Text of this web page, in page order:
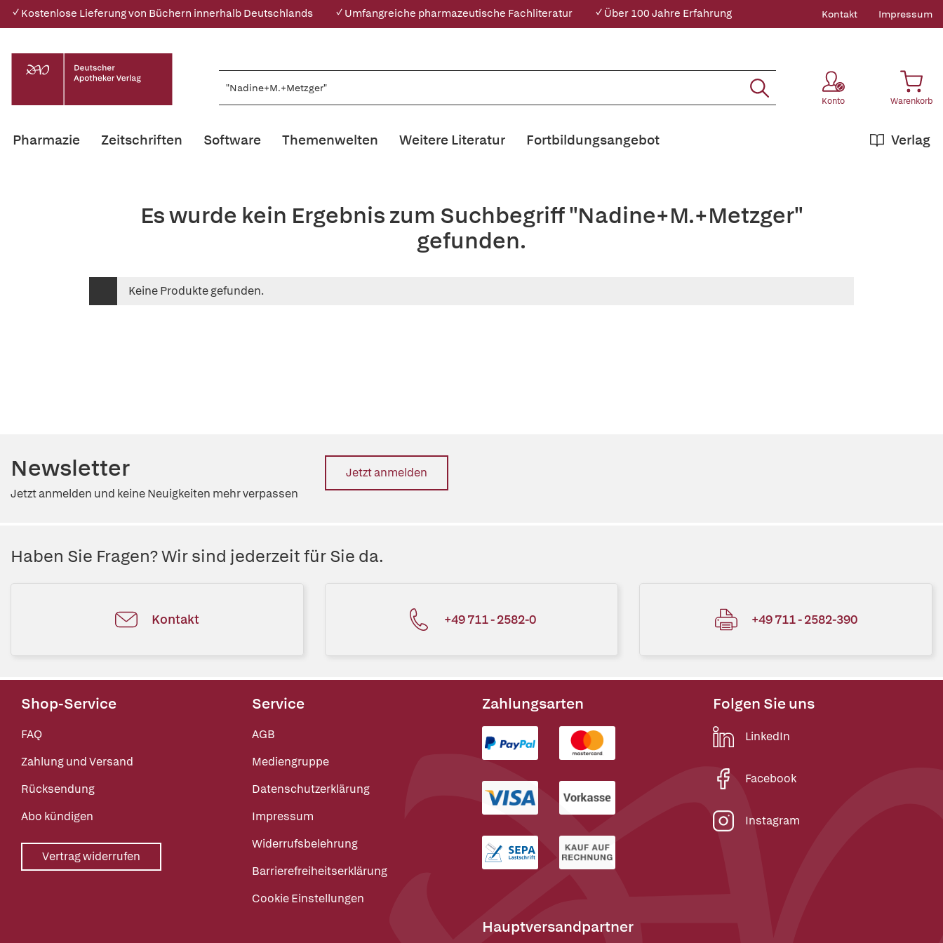
✓ Kostenlose Lieferung von Büchern innerhalb Deutschlands ✓ Umfangreiche pharmazeutische Fachliteratur ✓ Über 100 Jahre Erfahrung Kontakt Impressum
Konto Warenkorb
Pharmazie Zeitschriften Software Themenwelten Weitere Literatur Verlag
Fortbildungsangebot
Es wurde kein Ergebnis zum Suchbegriff "Nadine+M.+Metzger"
gefunden.
Keine Produkte gefunden.
Newsletter
Jetzt anmelden und keine Neuigkeiten mehr verpassen
Jetzt anmelden
Haben Sie Fragen? Wir sind jederzeit für Sie da.
Kontakt +49 711 - 2582-0 +49 711 - 2582-390
Shop-Service
FAQ
Zahlung und Versand
Rücksendung
Abo kündigen
Vertrag widerrufen
Service
AGB
Mediengruppe
Datenschutzerklärung
Impressum
Widerrufsbelehrung
Barrierefreiheitserklärung
Cookie Einstellungen
Zahlungsarten
Hauptversandpartner
Folgen Sie uns
LinkedIn
Facebook
Instagram